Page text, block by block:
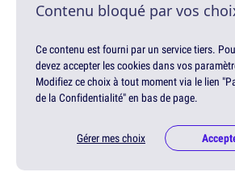
Contenu bloqué par vos
Ce contenu est fourni par un service tiers.
devez accepter les cookies dans vos
Modifiez ce choix à tout moment via le lien
de la Confidentialité" en bas de page.
Gérer mes choix